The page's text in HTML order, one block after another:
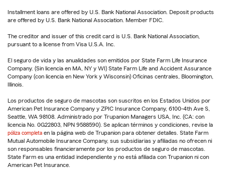
Installment loans are offered by U.S. Bank National Association. Deposit products
are offered by U.S. Bank National Association. Member FDIC.
The creditor and issuer of this credit card is U.S. Bank National Association,
pursuant to a license from Visa U.S.A. Inc.
El seguro de vida y las anualidades son emitidos por State Farm Life Insurance
Company. (Sin licencia en MA, NY y WI) State Farm Life and Accident Assurance
Company (con licencia en New York y Wisconsin) Oficinas centrales, Bloomington,
Illinois.
Los productos de seguro de mascotas son suscritos en los Estados Unidos por
American Pet Insurance Company y ZPIC Insurance Company, 6100-4th Ave S,
Seattle, WA 98108. Administrado por Trupanion Managers USA, Inc. (CA: con
licencia No. 0G22803, NPN 9588590). Se aplican términos y condiciones, revise la
póliza completa en la página web de Trupanion para obtener detalles. State Farm
Mutual Automobile Insurance Company, sus subsidiarias y afiliadas no ofrecen ni
son responsables financieramente por los productos de seguro de mascotas.
State Farm es una entidad independiente y no está afiliada con Trupanion ni con
American Pet Insurance.